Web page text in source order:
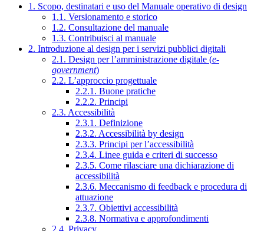
1. Scopo, destinatari e uso del Manuale operativo di design
1.1. Versionamento e storico
1.2. Consultazione del manuale
1.3. Contribuisci al manuale
2. Introduzione al design per i servizi pubblici digitali
2.1. Design per l’amministrazione digitale (e-
government)
2.2. L’approccio progettuale
2.2.1. Buone pratiche
2.2.2. Principi
2.3. Accessibilità
2.3.1. Definizione
2.3.2. Accessibilità by design
2.3.3. Principi per l’accessibilità
2.3.4. Linee guida e criteri di successo
2.3.5. Come rilasciare una dichiarazione di
accessibilità
2.3.6. Meccanismo di feedback e procedura di
attuazione
2.3.7. Obiettivi accessibilità
2.3.8. Normativa e approfondimenti
2.4. Privacy